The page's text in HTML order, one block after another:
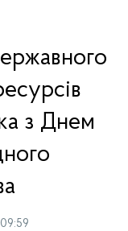
з Днем